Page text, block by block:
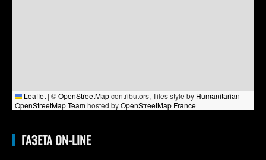
Leaflet | ©OpenStreetMapcontributors, Tiles style by Humanitarian
OpenStreetMap Teamhosted byOpenStreetMap France
ГАЗЕТА ON-LINE